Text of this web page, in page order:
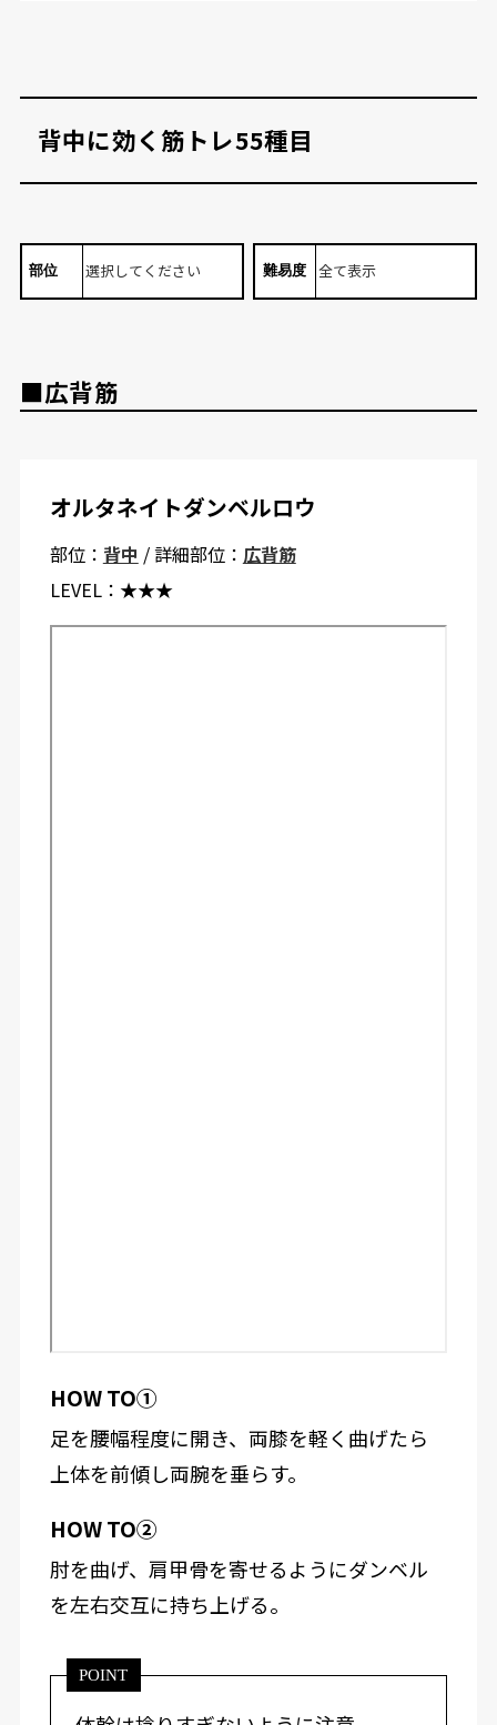
背中に効く筋トレ55種目
部位 難易度
■広背筋
オルタネイトダンベルロウ
部位： 背中 / 詳細部位： 広背筋
LEVEL： ★★★
HOW TO①
足を腰幅程度に開き、両膝を軽く曲げたら
上体を前傾し両腕を垂らす。
HOW TO②
肘を曲げ、肩甲骨を寄せるようにダンベル
を左右交互に持ち上げる。
POINT